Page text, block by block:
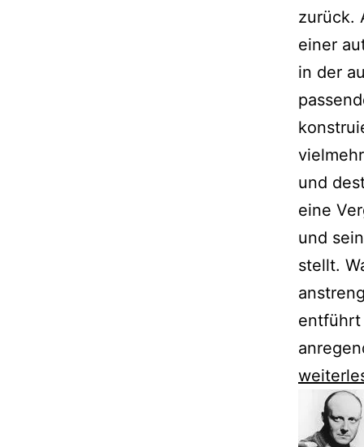
zurück.
einer
in der
und
eine
und
stellt.
entführt
Zum